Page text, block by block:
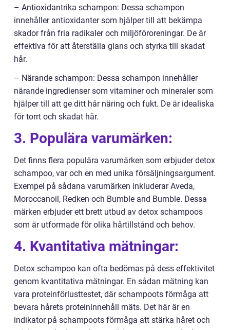
– Antioxidantrika schampon: Dessa schampon
innehåller antioxidanter som hjälper till att bekämpa
skador från fria radikaler och miljöföroreningar. De är
effektiva för att återställa glans och styrka till skadat
hår.
– Närande schampon: Dessa schampon innehåller
närande ingredienser som vitaminer och mineraler som
hjälper till att ge ditt hår näring och fukt. De är idealiska
för torrt och skadat hår.
3. Populära varumärken:
Det finns flera populära varumärken som erbjuder detox
schampoo, var och en med unika försäljningsargument.
Exempel på sådana varumärken inkluderar Aveda,
Moroccanoil, Redken och Bumble and Bumble. Dessa
märken erbjuder ett brett utbud av detox schampoos
som är utformade för olika hårtillstånd och behov.
4. Kvantitativa mätningar:
Detox schampoo kan ofta bedömas på dess effektivitet
genom kvantitativa mätningar. En sådan mätning kan
vara proteinförlusttestet, där schampoots förmåga att
bevara hårets proteininnehåll mäts. Det här är en
indikator på schampoots förmåga att stärka håret och